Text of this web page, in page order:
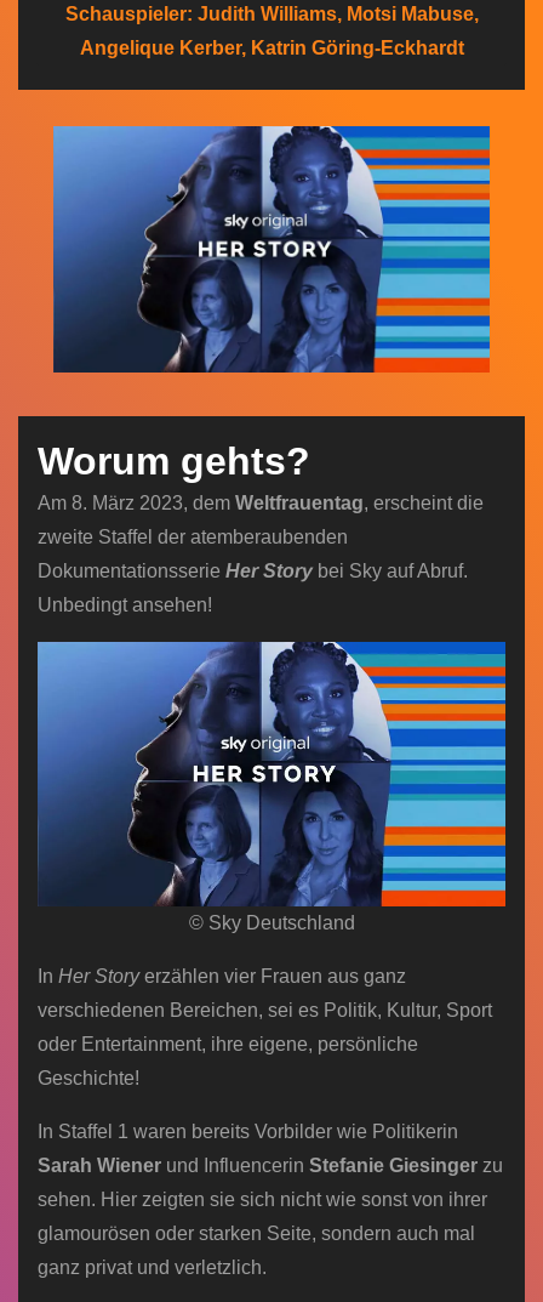
Schauspieler: Judith Williams, Motsi Mabuse,
Angelique Kerber, Katrin Göring-Eckhardt
Worum gehts?
Am 8. März 2023, dem Weltfrauentag, erscheint die
zweite Staffel der atemberaubenden
Dokumentationsserie Her Storybei Sky auf Abruf.
Unbedingt ansehen!
© Sky Deutschland
In Her Storyerzählen vier Frauen aus ganz
verschiedenen Bereichen, sei es Politik, Kultur, Sport
oder Entertainment, ihre eigene, persönliche
Geschichte!
In Staffel 1 waren bereits Vorbilder wie Politikerin
Sarah Wiener und Influencerin Stefanie Giesinger zu
sehen. Hier zeigten sie sich nicht wie sonst von ihrer
glamourösen oder starken Seite, sondern auch mal
ganz privat und verletzlich.